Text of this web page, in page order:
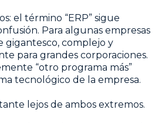
el término “ERP” sigue
Para algunas empresas
gigantesco, complejo y
para grandes corporaciones.
“otro programa más”
tecnológico de la empresa.
lejos de ambos extremos.